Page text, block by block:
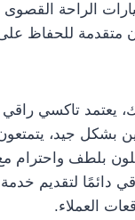
الراحة القصوى
متقدمة للحفاظ
يعتمد تاكسي
بشكل جيد،
بلطف واحترام
دائمًا لتقديم خدمة
العملاء.